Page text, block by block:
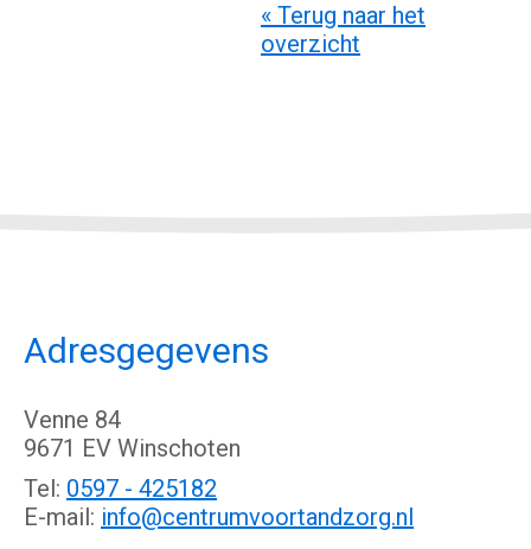
« Terug naar het
overzicht
Adresgegevens
Venne 84
9671 EV Winschoten
Tel: 0597 - 425182
E-mail: info@centrumvoortandzorg.nl